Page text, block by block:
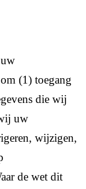
(1) toegang
die wij
uw
wijzigen,
de wet dit